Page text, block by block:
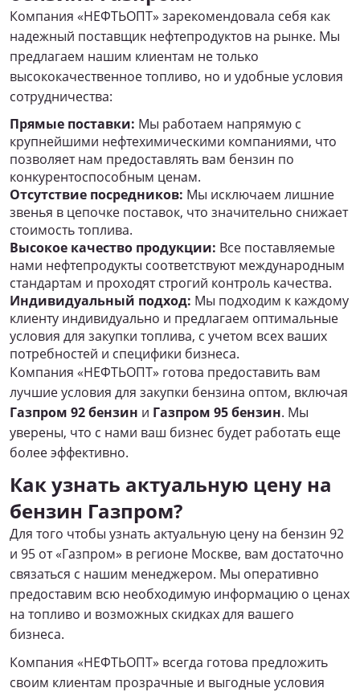
Компания «НЕФТЬОПТ» зарекомендовала себя как
надежный поставщик нефтепродуктов на рынке. Мы
предлагаем нашим клиентам не только
высококачественное топливо, но и удобные условия
сотрудничества:
Прямые поставки: Мы работаем напрямую с
крупнейшими нефтехимическими компаниями, что
позволяет нам предоставлять вам бензин по
конкурентоспособным ценам.
Отсутствие посредников: Мы исключаем лишние
звенья в цепочке поставок, что значительно снижает
стоимость топлива.
Высокое качество продукции: Все поставляемые
нами нефтепродукты соответствуют международным
стандартам и проходят строгий контроль качества.
Индивидуальный подход: Мы подходим к каждому
клиенту индивидуально и предлагаем оптимальные
условия для закупки топлива, с учетом всех ваших
потребностей и специфики бизнеса.
Компания «НЕФТЬОПТ» готова предоставить вам
лучшие условия для закупки бензина оптом, включая
Газпром 92 бензин и Газпром 95 бензин. Мы
уверены, что с нами ваш бизнес будет работать еще
более эффективно.
Как узнать актуальную цену на
бензин Газпром?
Для того чтобы узнать актуальную цену на бензин 92
и 95 от «Газпром» в регионе Москве, вам достаточно
связаться с нашим менеджером. Мы оперативно
предоставим всю необходимую информацию о ценах
на топливо и возможных скидках для вашего
бизнеса.
Компания «НЕФТЬОПТ» всегда готова предложить
своим клиентам прозрачные и выгодные условия